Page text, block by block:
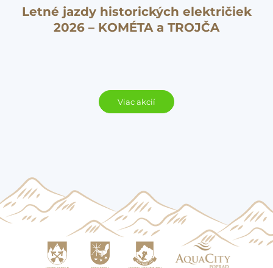
Letné jazdy historických električiek
2026 – KOMÉTA a TROJČA
Viac akcií